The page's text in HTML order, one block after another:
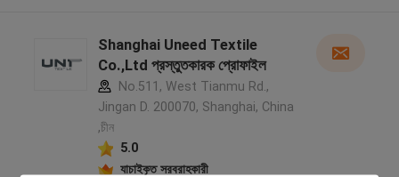
Shanghai Uneed Textile
Co.,Ltd প্রস্তুতকারক প্রোফাইল
No.511, West Tianmu Rd.,
Jingan D. 200070, Shanghai, China
,চীন
5.0
যাচাইকৃত সরবরাহকারী